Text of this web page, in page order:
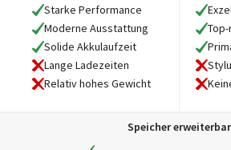
Starke Performance
Moderne Ausstattung
Solide Akkulaufzeit
Lange Ladezeiten
Relativ hohes Gewicht
Speicher erweiterbar